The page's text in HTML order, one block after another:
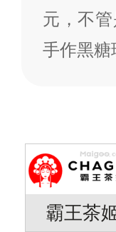
元，不
手作黑糖
霸王茶